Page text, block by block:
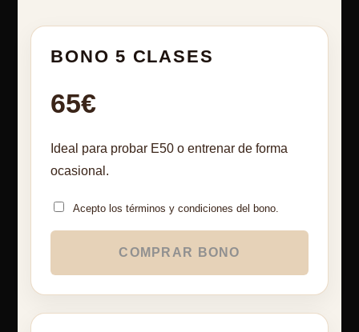
BONO 5 CLASES
65€
Ideal para probar E50 o entrenar de forma
ocasional.
Acepto los términos y condiciones del bono.
COMPRAR BONO